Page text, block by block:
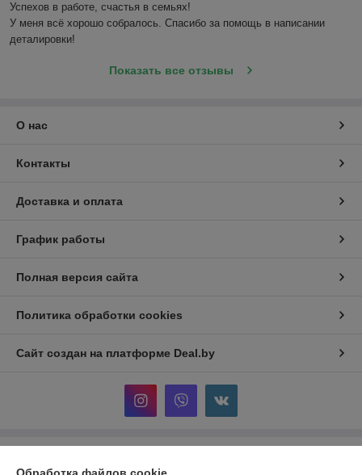
Успехов в работе, счастья в семьях!
У меня всё хорошо собралось. Спасибо за помощь в написании
деталировки!
Показать все отзывы
О нас
Контакты
Доставка и оплата
График работы
Полная версия сайта
Политика обработки cookies
Сайт создан на платформе Deal.by